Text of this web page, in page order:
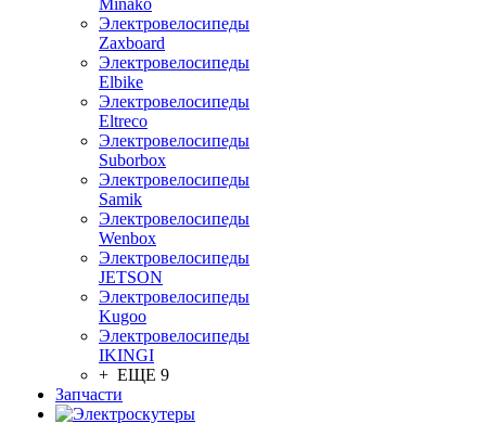
Minako
Электровелосипеды
Zaxboard
Электровелосипеды
Elbike
Электровелосипеды
Eltreco
Электровелосипеды
Suborbox
Электровелосипеды
Samik
Электровелосипеды
Wenbox
Электровелосипеды
JETSON
Электровелосипеды
Kugoo
Электровелосипеды
IKINGI
+ ЕЩЕ 9
Запчасти